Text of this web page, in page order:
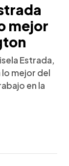
mejor
Estrada,
lo mejor del
en la